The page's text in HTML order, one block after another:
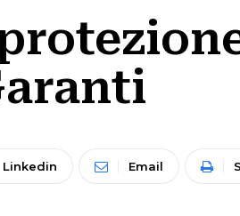
Linkedin Email